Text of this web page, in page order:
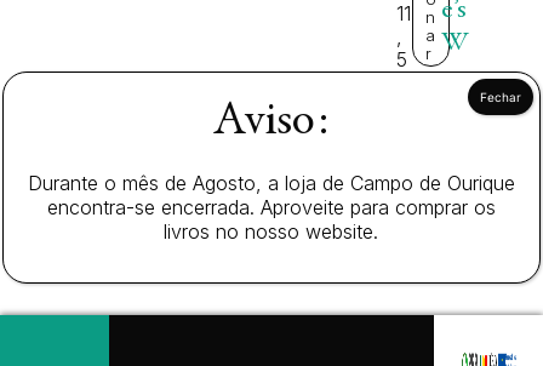
11
5
n
a
r
e’s
W
o
Aviso:
Durante o mês de Agosto, a loja de Campo de Ourique
encontra-se encerrada. Aproveite para comprar os
livros no nosso website.